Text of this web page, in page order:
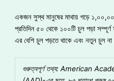
একজন সুস্থ মানুষের মাথায় গড়ে
প্রতিদিন ৫০ থেকে ১০০টি চুল পড়া
এর বেশি চুল পড়তে থাকে এবং নতুন চুল
গুরুত্বপূর্ণ তথ্য: American